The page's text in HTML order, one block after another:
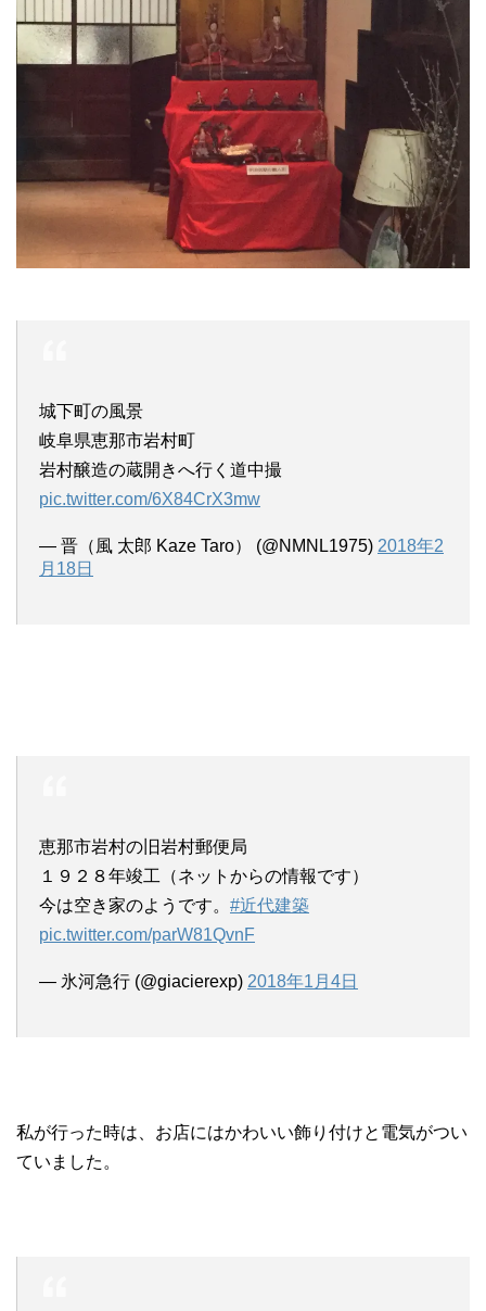
城下町の風景
岐阜県恵那市岩村町
岩村醸造の蔵開きへ行く道中撮
pic.twitter.com/6X84CrX3mw
— 晋（風 太郎 Kaze Taro） (@NMNL1975) 2018年2
月18日
恵那市岩村の旧岩村郵便局
１９２８年竣工（ネットからの情報です）
今は空き家のようです。 #近代建築
pic.twitter.com/parW81QvnF
— 氷河急行 (@giacierexp) 2018年1月4日
私が行った時は、お店にはかわいい飾り付けと電気がつい
ていました。